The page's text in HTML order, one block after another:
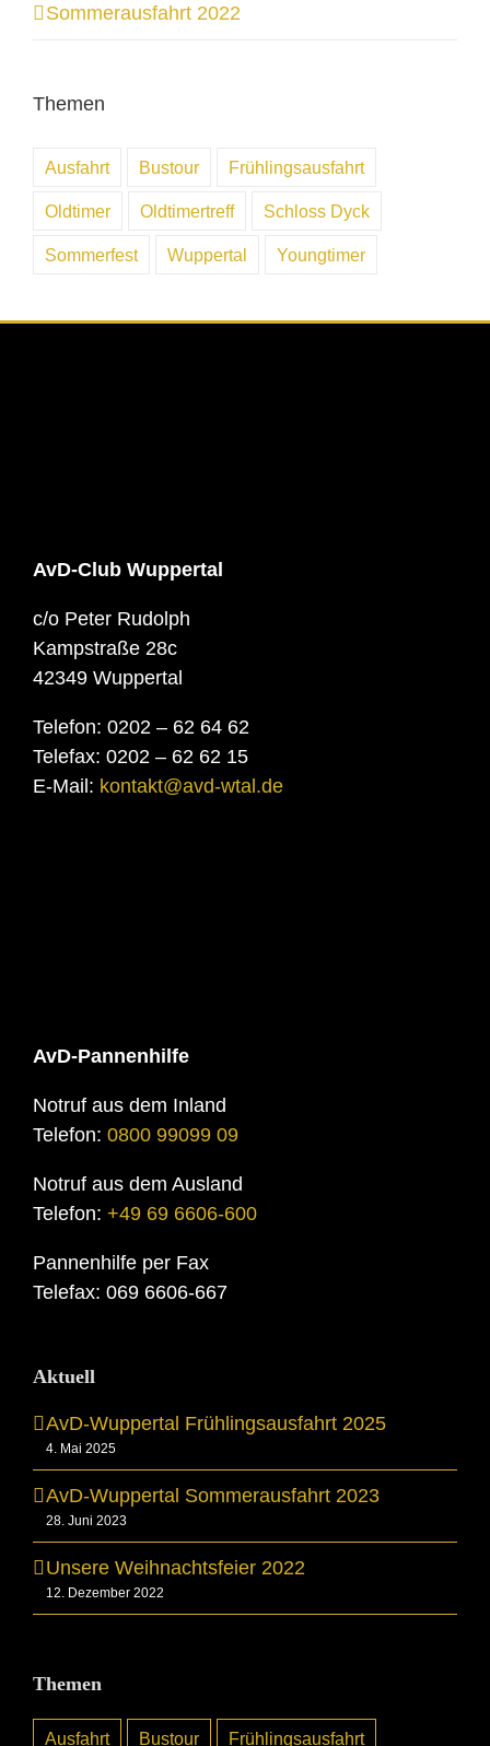
Sommerausfahrt 2022
Themen
Ausfahrt Bustour Frühlingsausfahrt
Oldtimer Oldtimertreff Schloss Dyck
Sommerfest Wuppertal Youngtimer
AvD-Club Wuppertal
c/o Peter Rudolph
Kampstraße 28c
42349 Wuppertal
Telefon: 0202 – 62 64 62
Telefax: 0202 – 62 62 15
E-Mail: kontakt@avd-wtal.de
AvD-Pannenhilfe
Notruf aus dem Inland
Telefon: 0800 99099 09
Notruf aus dem Ausland
Telefon: +49 69 6606-600
Pannenhilfe per Fax
Telefax: 069 6606-667
Aktuell
AvD-Wuppertal Frühlingsausfahrt 2025
4. Mai 2025
AvD-Wuppertal Sommerausfahrt 2023
28. Juni 2023
Unsere Weihnachtsfeier 2022
12. Dezember 2022
Themen
Ausfahrt Bustour Frühlingsausfahrt